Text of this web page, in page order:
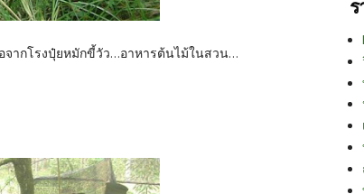
จากโรงปุ๋ยหมักขี้วัว...อาหารต้นไม้ในสวน...